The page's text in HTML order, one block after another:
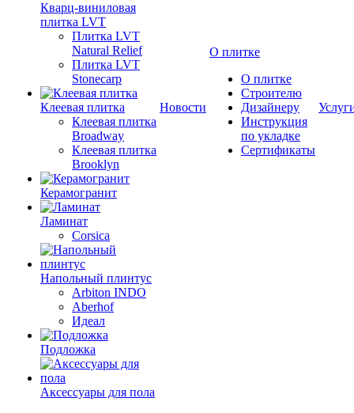
Кварц-виниловая
плитка LVT
Плитка LVT
Natural Relief
Плитка LVT
Stonecarp
Клеевая плитка
Клеевая плитка
Broadway
Клеевая плитка
Brooklyn
Керамогранит
Ламинат
Corsica
Напольный плинтус
Arbiton INDO
Aberhof
Идеал
Подложка
Аксессуары для пола
Новости
О плитке
О плитке
Строителю
Дизайнеру
Инструкция
по укладке
Сертификаты